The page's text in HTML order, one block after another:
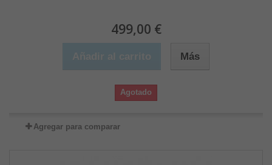
499,00 €
Más
Agotado
Agregar para comparar